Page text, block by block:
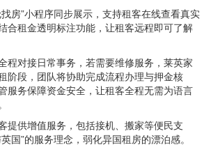
房”小程序同步展示，支持租客在线查看真实
合租金透明标注功能，让租客远程即可了解
程对接日常事务，若需要维修服务，莱英家
阶段，团队将协助完成流程办理与押金核
服务保障资金安全，让租客全程无需为语言
提供增值服务，包括接机、搬家等便民支
国”的服务理念，弱化异国租房的漂泊感。